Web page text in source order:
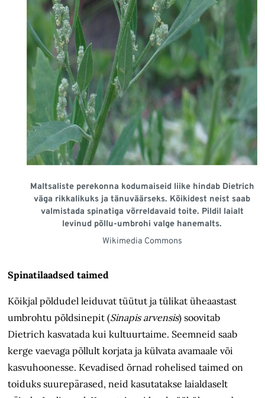
Maltsaliste perekonna kodumaiseid liike hindab Dietrich
väga rikkalikuks ja tänuväärseks. Kõikidest neist saab
valmistada spinatiga võrreldavaid toite. Pildil laialt
levinud põllu-umbrohi valge hanemalts.
Wikimedia Commons
Spinatilaadsed taimed
Kõikjal põldudel leiduvat tüütut ja tülikat üheaastast
umbrohtu põldsinepit (Sinapis arvensis) soovitab
Dietrich kasvatada kui kultuurtaime. Seemneid saab
kerge vaevaga põllult korjata ja külvata avamaale või
kasvuhoonesse. Kevadised õrnad rohelised taimed on
toiduks suurepärased, neid kasutatakse laialdaselt